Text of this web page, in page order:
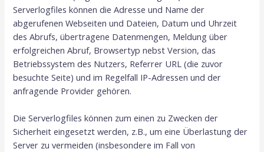
Serverlogfiles können die Adresse und Name der
abgerufenen Webseiten und Dateien, Datum und Uhrzeit
des Abrufs, übertragene Datenmengen, Meldung über
erfolgreichen Abruf, Browsertyp nebst Version, das
Betriebssystem des Nutzers, Referrer URL (die zuvor
besuchte Seite) und im Regelfall IP-Adressen und der
anfragende Provider gehören.
Die Serverlogfiles können zum einen zu Zwecken der
Sicherheit eingesetzt werden, z.B., um eine Überlastung der
Server zu vermeiden (insbesondere im Fall von